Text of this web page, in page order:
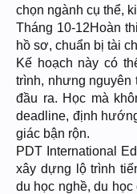
chọn ngành cụ thể,
Tháng 10-12Hoàn
hồ sơ, chuẩn bị tài
Kế hoạch này có
trình, nhưng nguyên
đầu ra. Học mà
deadline, định
giác bận rộn.
PDT International
xây dựng lộ trình
du học nghề, du